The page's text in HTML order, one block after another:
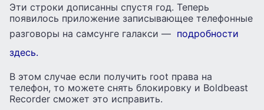
Эти строки дописанны спустя год. Теперь
появилось приложение записывающее телефонные
разговоры на самсунге галакси — подробности
здесь.
В этом случае если получить root права на
телефон, то можете снять блокировку и Boldbeast
Recorder сможет это исправить.